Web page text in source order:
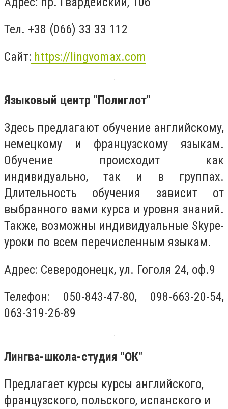
Тел. +38 (066) 33 33 112
Сайт: https://lingvomax.com
Языковый центр "Полиглот"
Здесь предлагают обучение английскому,
немецкому и французскому языкам.
Обучение происходит как
индивидуально, так и в группах.
Длительность обучения зависит от
выбранного вами курса и уровня знаний.
Также, возможны индивидуальные Skype-
уроки по всем перечисленным языкам.
Адрес: Северодонецк, ул. Гоголя 24, оф.9
Телефон: 050-843-47-80, 098-663-20-54,
063-319-26-89
Лингва-школа-студия "ОК"
Предлагает курсы курсы английского,
французского, польского, испанского и